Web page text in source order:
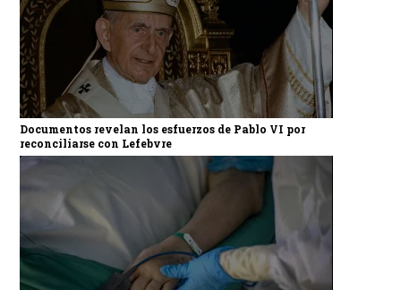
Documentos revelan los esfuerzos de Pablo VI por
reconciliarse con Lefebvre